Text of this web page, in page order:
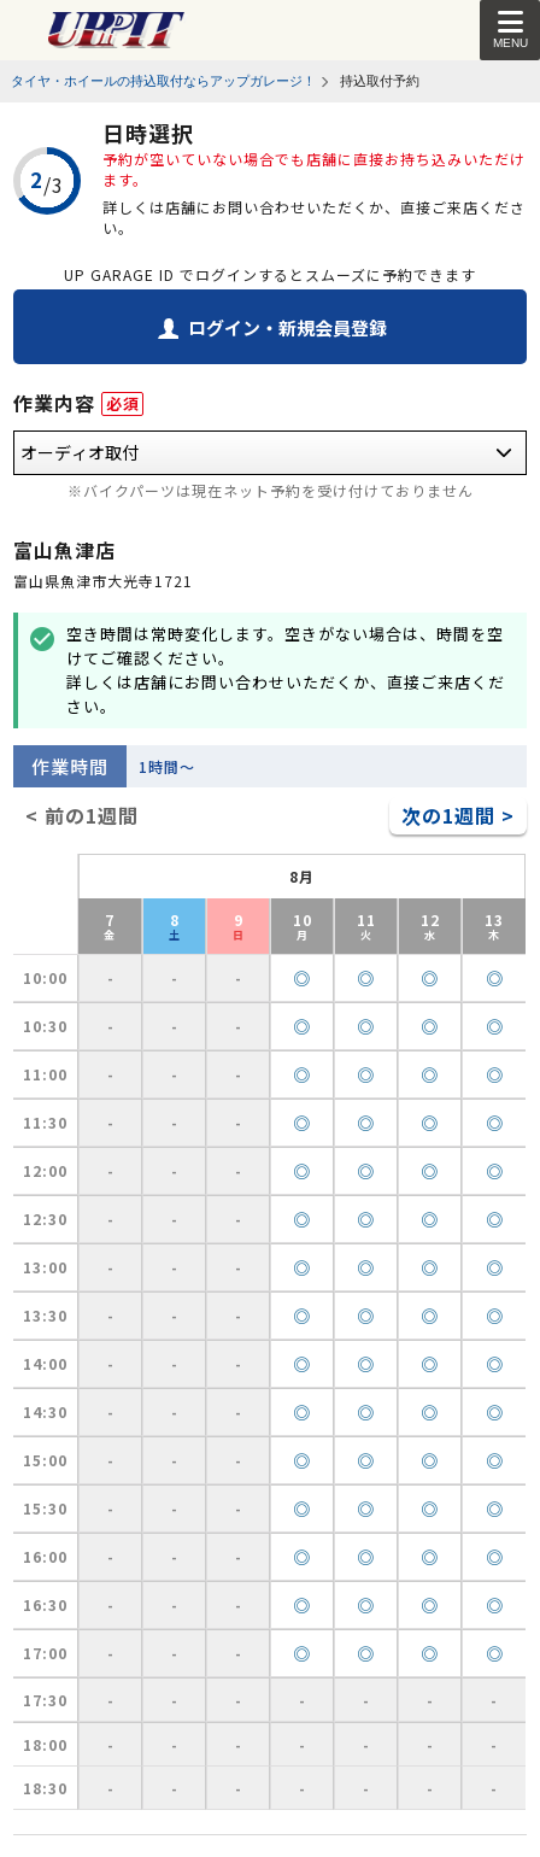
MENU
タイヤ・ホイールの持込取付ならアップガレージ！ 持込取付予約
日時選択
予約が空いていない場合でも店舗に直接お持ち込みいただけ
ます。
詳しくは店舗にお問い合わせいただくか、直接ご来店くださ
い。
UP GARAGE ID でログインするとスムーズに予約できます
ログイン・新規会員登録
作業内容 必須
※バイクパーツは現在ネット予約を受け付けておりません
富山魚津店
富山県魚津市大光寺1721
check_circle 空き時間は常時変化します。空きがない場合は、時間を空
けてご確認ください。
詳しくは店舗にお問い合わせいただくか、直接ご来店くだ
さい。
作業時間 1時間～
< 前の1週間 次の1週間 >
8月
7
金
8
土
9
日
10
月
11
火
12
水
13
木
10:00 - - - ◎ ◎ ◎ ◎
10:30 - - - ◎ ◎ ◎ ◎
11:00 - - - ◎ ◎ ◎ ◎
11:30 - - - ◎ ◎ ◎ ◎
12:00 - - - ◎ ◎ ◎ ◎
12:30 - - - ◎ ◎ ◎ ◎
13:00 - - - ◎ ◎ ◎ ◎
13:30 - - - ◎ ◎ ◎ ◎
14:00 - - - ◎ ◎ ◎ ◎
14:30 - - - ◎ ◎ ◎ ◎
15:00 - - - ◎ ◎ ◎ ◎
15:30 - - - ◎ ◎ ◎ ◎
16:00 - - - ◎ ◎ ◎ ◎
16:30 - - - ◎ ◎ ◎ ◎
17:00 - - - ◎ ◎ ◎ ◎
17:30 - - - - - - -
18:00 - - - - - - -
18:30 - - - - - - -